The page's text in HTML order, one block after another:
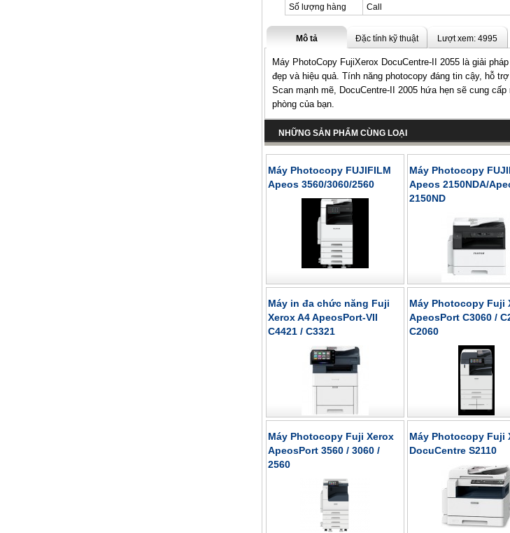
Số lượng hàng
Call
Mô tả Đặc tính kỹ thuật Lượt xem: 4995
Máy PhotoCopy FujiXerox DocuCentre-II 2055 là giải
đẹp và hiệu quả. Tính năng photocopy đáng tin cậy, hỗ
Scan mạnh mẽ, DocuCentre-II 2005 hứa hẹn sẽ cung
phòng của bạn.
NHỮNG SẢN PHẨM CÙNG LOẠI
Máy Photocopy FUJIFILM
Apeos 3560/3060/2560
Máy Photocopy
Apeos 2150NDA/
2150ND
Máy in đa chức năng Fuji
Xerox A4 ApeosPort-VII
C4421 / C3321
Máy Photocopy Fuji
ApeosPort C3060 /
C2060
Máy Photocopy Fuji Xerox
ApeosPort 3560 / 3060 /
2560
Máy Photocopy Fuji
DocuCentre S2110